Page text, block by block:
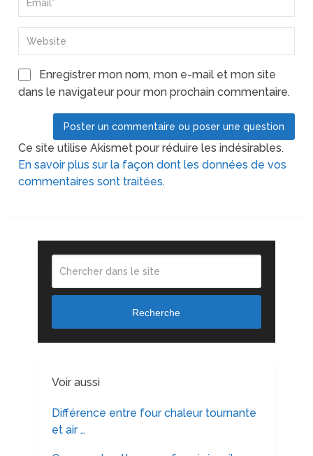
Enregistrer mon nom, mon e-mail et mon site
dans le navigateur pour mon prochain commentaire.
Ce site utilise Akismet pour réduire les indésirables.
En savoir plus sur la façon dont les données de vos
commentaires sont traitées.
Recherche
Voir aussi
Différence entre four chaleur tournante
et air …